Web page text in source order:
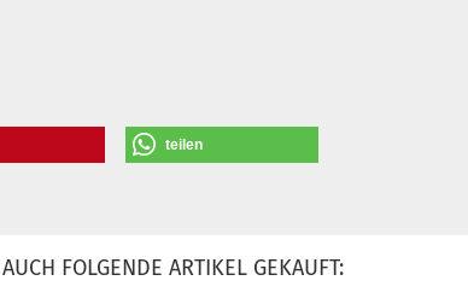
teilen
FOLGENDE ARTIKEL GEKAUFT: